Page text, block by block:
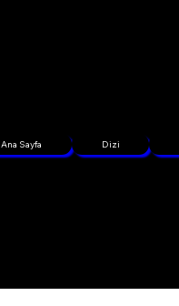
Ana Sayfa Dizi